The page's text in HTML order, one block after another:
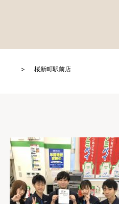
桜新町駅前店